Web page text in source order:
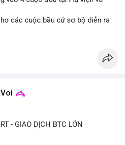
các cuộc bầu cử sơ bộ diễn ra
- GIAO DỊCH BTC LỚN